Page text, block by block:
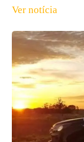
Ver notícia